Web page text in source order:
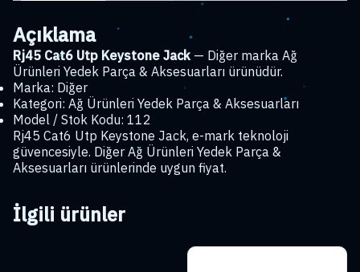
Açıklama
Rj45 Cat6 Utp Keystone Jack — Diğer marka Ağ
Ürünleri Yedek Parça & Aksesuarları ürünüdür.
Marka: Diğer
Kategori: Ağ Ürünleri Yedek Parça & Aksesuarları
Model / Stok Kodu: 112
Rj45 Cat6 Utp Keystone Jack, e-mark teknoloji
güvencesiyle. Diğer Ağ Ürünleri Yedek Parça &
Aksesuarları ürünlerinde uygun fiyat.
İlgili ürünler